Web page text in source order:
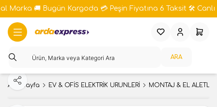
Marka 🚚 Bugün Kargoda 💳 Peşin Fiyatına 6 Taksit 🛠️ Canlı
ARA
FavorilerimHesabım
Ana Sayfa EV & OFİS ELEKTRİK ÜRÜNLERİ MONTAJ & EL
Paylaş